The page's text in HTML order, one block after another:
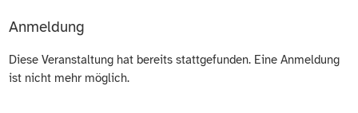
Anmeldung
Diese Veranstaltung hat bereits stattgefunden. Eine Anmeldung
ist nicht mehr möglich.